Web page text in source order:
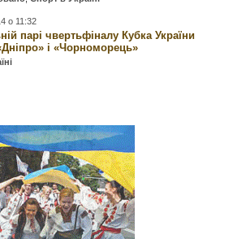
о 11:32
парі чвертьфіналу Кубка України
і «Чорноморець»